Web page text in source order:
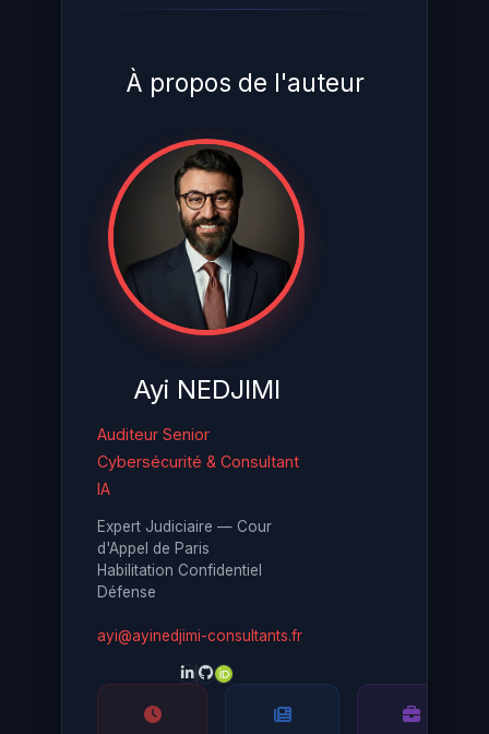
À propos de l'auteur
Ayi NEDJIMI
Auditeur Senior
Cybersécurité & Consultant
IA
Expert Judiciaire — Cour
d'Appel de Paris
Habilitation Confidentiel
Défense
ayi@ayinedjimi-consultants.fr